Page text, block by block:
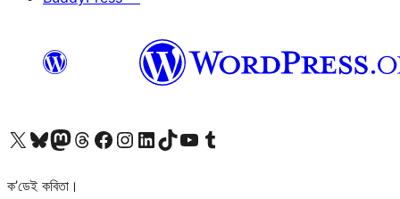
আমাৰ X (আগৰ Twitter) একাউণ্টলৈ যাওকআমাৰ Bluesky একাউণ্টলৈ যাওকআমাৰ Mastodon একাউণ্টলৈ যাওকআমাৰ Threads একাউণ্টলৈ যাওকআমাৰ Facebook পৃষ্ঠালৈ যাওকআমাৰ Instagram একাউণ্টলৈ যাওকআমাৰ LinkedIn একাউণ্টলৈ যাওকআমাৰ TikTok একাউণ্টলৈ যাওকআমাৰ YouTube চেনেললৈ যাওকআমাৰ Tumblr একাউণ্টলৈ যাওক
ক’ডেই কবিতা।